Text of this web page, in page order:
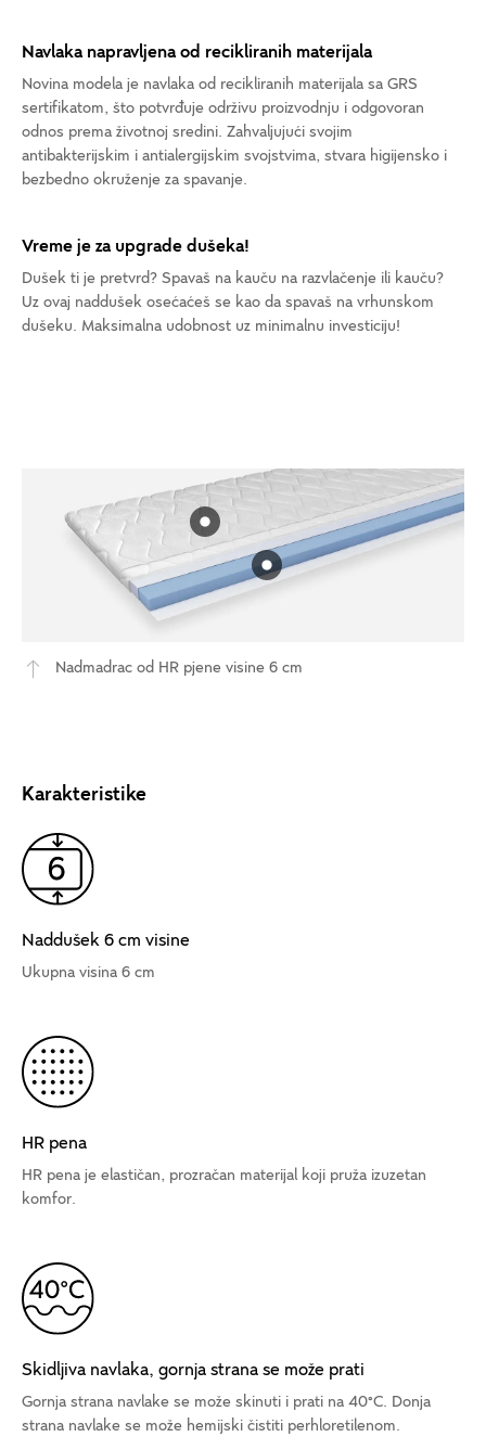
Navlaka napravljena od recikliranih materijala
Novina modela je navlaka od recikliranih materijala sa GRS
sertifikatom, što potvrđuje održivu proizvodnju i odgovoran
odnos prema životnoj sredini. Zahvaljujući svojim
antibakterijskim i antialergijskim svojstvima, stvara higijensko i
bezbedno okruženje za spavanje.
Vreme je za upgrade dušeka!
Dušek ti je pretvrd? Spavaš na kauču na razvlačenje ili kauču?
Uz ovaj naddušek osećaćeš se kao da spavaš na vrhunskom
dušeku. Maksimalna udobnost uz minimalnu investiciju!
Nadmadrac od HR pjene visine 6 cm
Karakteristike
Naddušek 6 cm visine
Ukupna visina 6 cm
HR pena
HR pena je elastičan, prozračan materijal koji pruža izuzetan
komfor.
Skidljiva navlaka, gornja strana se može prati
Gornja strana navlake se može skinuti i prati na 40°C. Donja
strana navlake se može hemijski čistiti perhloretilenom.